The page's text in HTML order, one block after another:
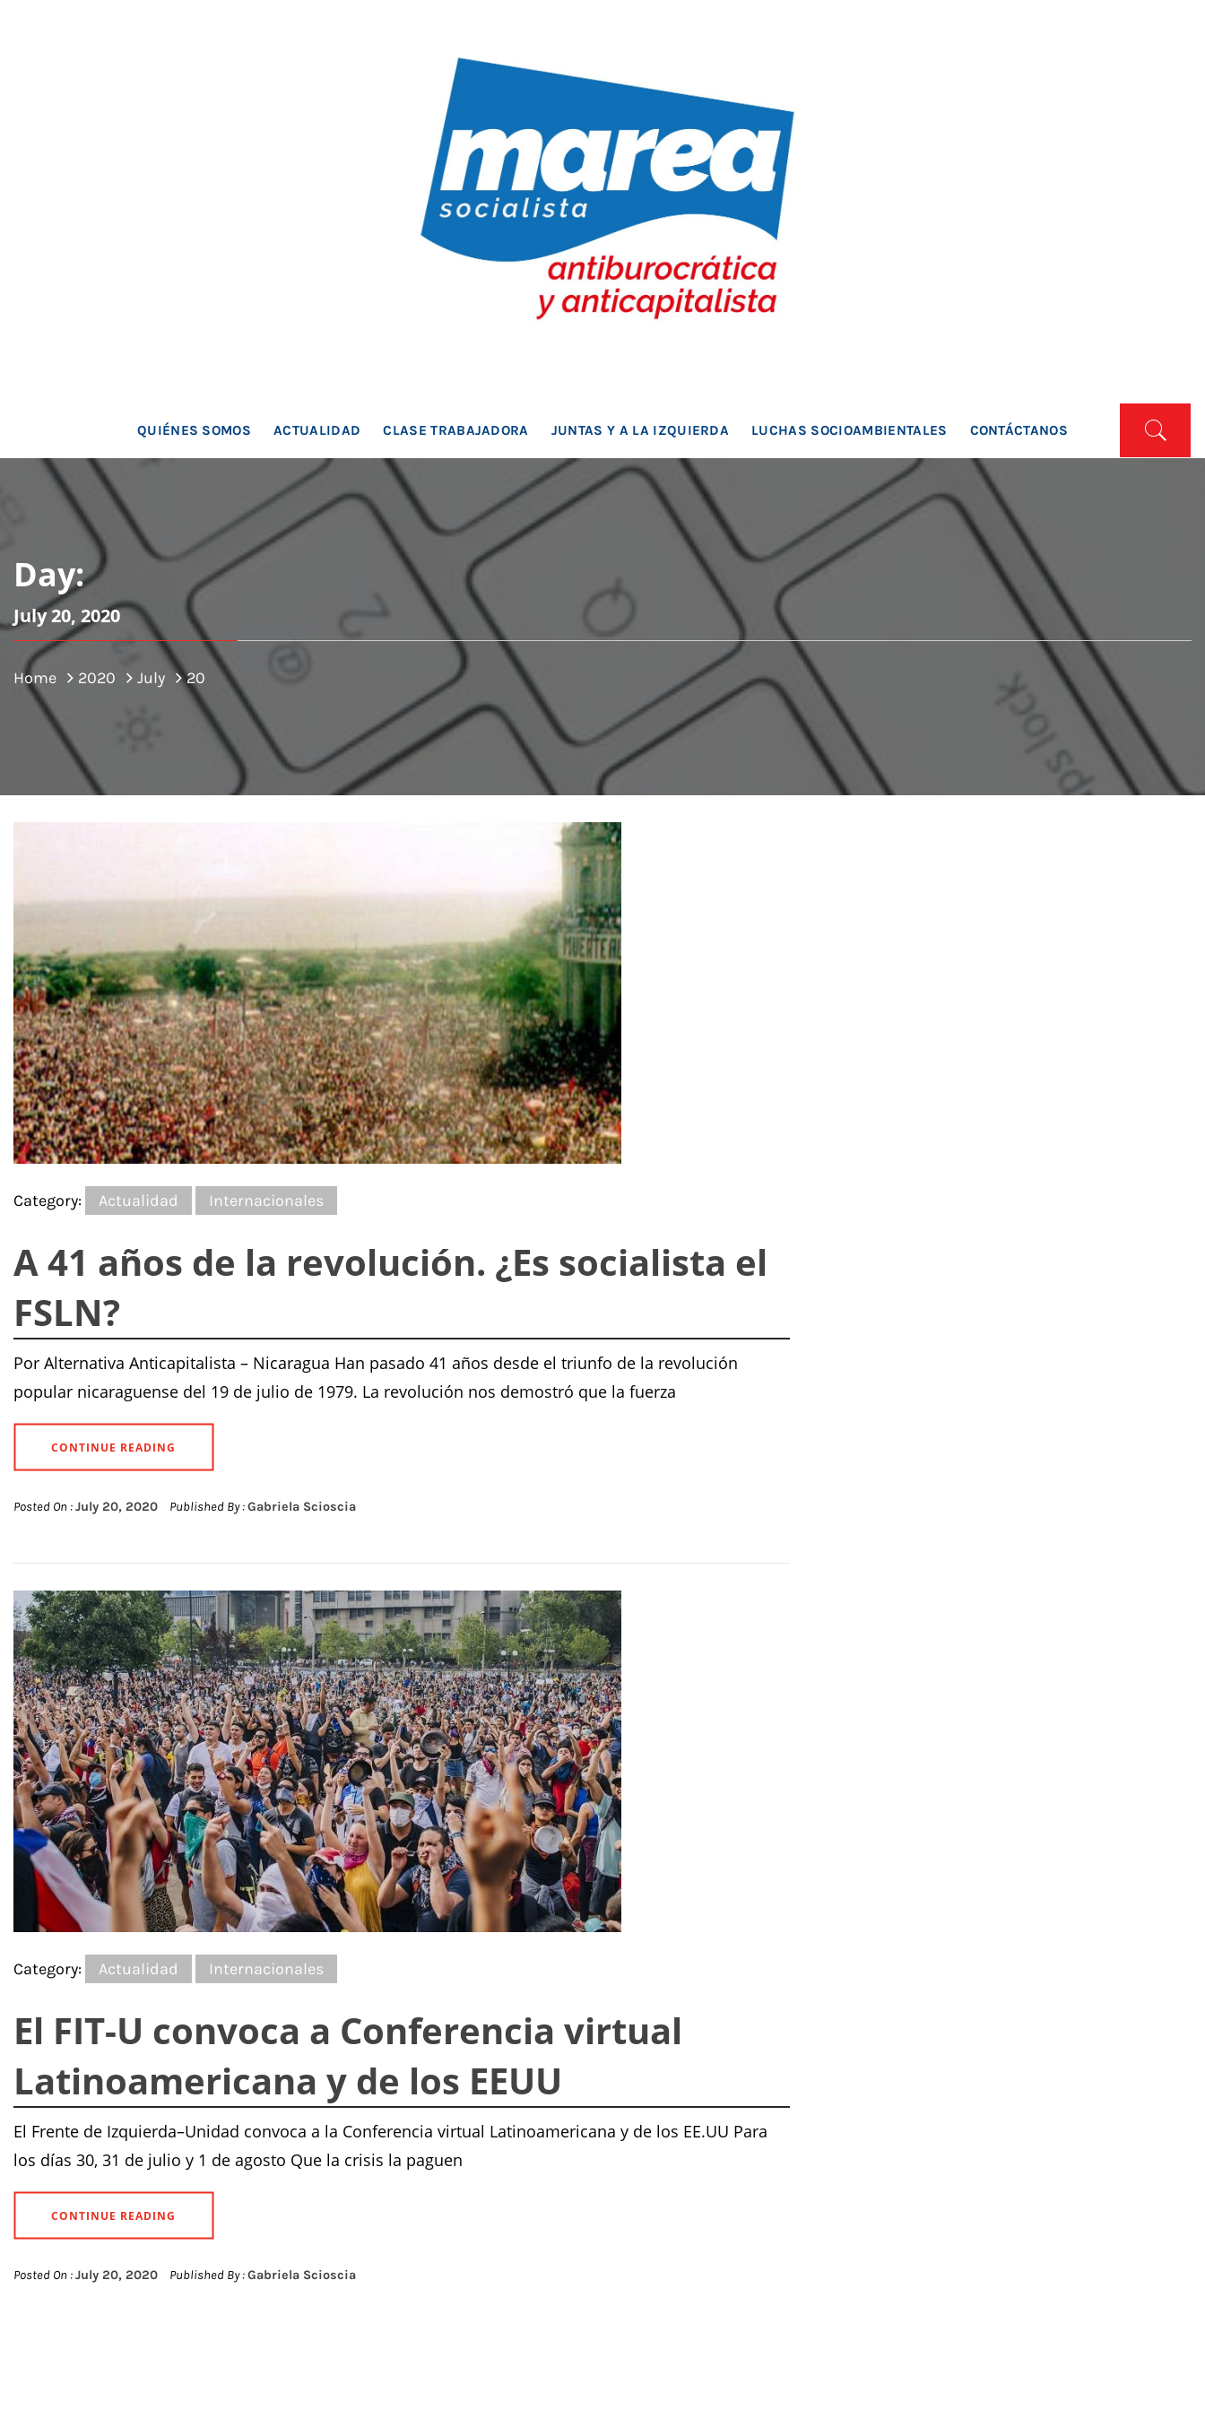
MAREA SOCIALISTA
QUIÉNES SOMOS ACTUALIDAD CLASE TRABAJADORA JUNTAS Y A LA IZQUIERDA LUCHAS SOCIOAMBIENTALES CONTÁCTANOS
Day:
July 20, 2020
Home 2020 July 20
Category: Actualidad Internacionales
A 41 años de la revolución. ¿Es socialista el
FSLN?
Por Alternativa Anticapitalista – Nicaragua Han pasado 41 años desde el triunfo de la revolución
popular nicaraguense del 19 de julio de 1979. La revolución nos demostró que la fuerza
CONTINUE READING
Posted On :July 20, 2020 Published By :Gabriela Scioscia
Category: Actualidad Internacionales
El FIT-U convoca a Conferencia virtual
Latinoamericana y de los EEUU
El Frente de Izquierda–Unidad convoca a la Conferencia virtual Latinoamericana y de los EE.UU Para
los días 30, 31 de julio y 1 de agosto Que la crisis la paguen
CONTINUE READING
Posted On :July 20, 2020 Published By :Gabriela Scioscia